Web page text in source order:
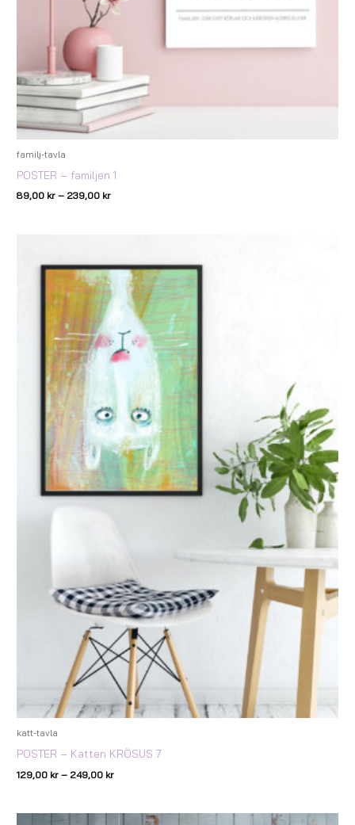
familj-tavla
POSTER – familjen 1
89,00 kr – 239,00 kr
katt-tavla
POSTER – Katten KRÖSUS 7
129,00 kr – 249,00 kr
till
249,00 kr
Prisintervall: